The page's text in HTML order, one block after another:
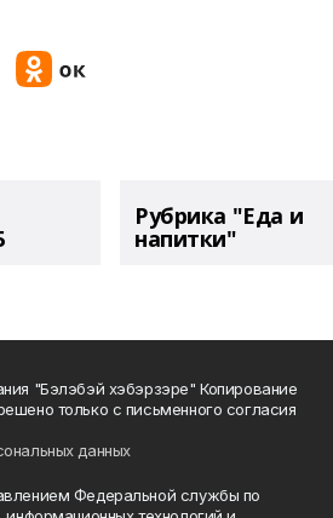
Рубрика "Еда и
напитки"
"Бэлэбэй хэбэрзэре" Копирование
только с письменного согласия
данных
Федеральной службы по